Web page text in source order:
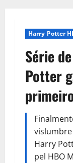
Harry Potter
Série
Potter
Harry
pel HBO